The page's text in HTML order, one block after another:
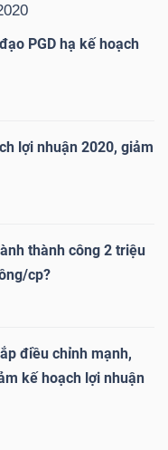
PGD hạ kế hoạch
lợi nhuận 2020, giảm
thành công 2 triệu
cp?
điều chỉnh mạnh,
kế hoạch lợi nhuận